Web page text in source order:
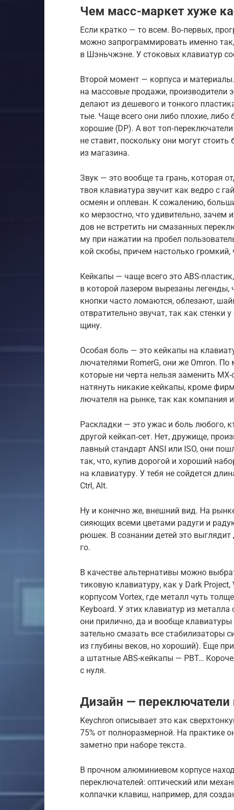
Чем масс-маркет хуже
Ес­ли крат­ко — то всем. Во‑пер­вых,
мож­но зап­рограм­мировать имен­но
в Шэнь­чжэ­не. У сто­ковых кла­виатур
Вто­рой момент — кор­пуса и
на мас­совые про­дажи, про­изво­дите­ли
дела­ют из дешево­го и тон­кого
тые. Чаще все­го они либо пло­хие, либо
хорошие (DP). А вот
не ста­вит, пос­коль­ку они могут
из магази­на.
Звук — это вооб­ще та грань, которая
твоя кла­виату­ра зву­чит как вед­ро с
осме­ян и опле­ван. К сожале­нию,
ко мер­зос­тно, что уди­витель­но,
дов не встре­тить ни сма­зан­ных
му при нажатии на про­бел
кой ско­бы, при­чем нас­толь­ко
Кей­капы — чаще все­го это ABS-
в которой лазером выреза­ны леген­ды,
кноп­ки час­то лома­ются, обле­зают,
отвра­титель­но зву­чат, так как
щину.
Осо­бая боль — это кей­капы на
лючате­лями RomerG, они же Omron. По
которые ни чер­та нель­зя заменить
натянуть никакие кей­капы, кро­ме
лючате­ля на рын­ке, так как ком­пания
Рас­клад­ки — это ужас и боль любого,
дру­гой кей­кап‑сет. Нет, дру­жище,
лавный стан­дарт ANSI или ISO, они
так, что, купив дорогой и хороший
на кла­виату­ру. У тебя не сой­дет­ся
Ctrl, Alt.
Ну и конеч­но же, внеш­ний вид. На
сияющих все­ми цве­тами радуги и
рюшек. В соз­нании детей это
го.
В качес­тве аль­тер­нативы мож­но
тиковую кла­виату­ру, как у Dark
кор­пусом Vortex, где металл чуть
Keyboard. У этих кла­виатур из
они при­лич­но, да и вооб­ще
затель­но сма­зать все ста­били­зато­ры
из глу­бины веков, но хороший). Еще
а штат­ные ABS-кей­капы — PBT…
с нуля.
Дизайн — переключатели
Keychron описывает это как
75% от полноразмерной. На практике
заметно при наборе текста.
В прочном алюминиевом корпусе
переключателей: оптический или
колпачки клавиш, например, для